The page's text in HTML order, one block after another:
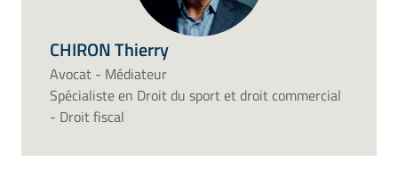
CHIRON Thierry
Avocat - Médiateur
Spécialiste en Droit du sport et droit commercial
- Droit fiscal